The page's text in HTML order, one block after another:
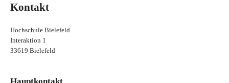
Kontakt
Hochschule Bielefeld
Interaktion 1
33619 Bielefeld